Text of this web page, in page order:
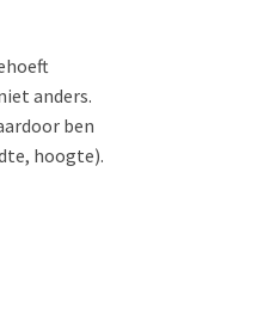
anders.
ben
hoogte).